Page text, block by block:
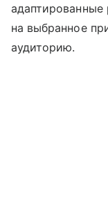
адаптированные
на выбранное
аудиторию.